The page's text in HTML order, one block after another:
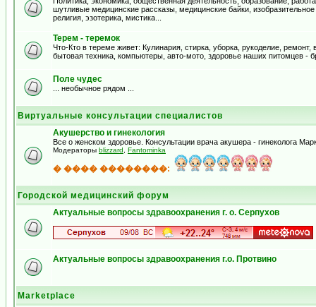
шутливые медицинские рассказы, медицинские байки,
религия, эзотерика, мистика...
Терем - теремок
Что-Кто в тереме живет: Кулинария, стирка, уборка, рукоделие,
бытовая техника, компьютеры, авто-мото, здоровье наших питомцев -
Поле чудес
... необычное рядом ...
Виртуальные консультации специалистов
Акушерство и гинекология
Все о женском здоровье. Консультации врача акушера - гинеколога
Модераторы blizzard Fantominka
� ���� ��������:
Городской медицинский форум
Актуальные вопросы здравоохранения г. о. Серпухов
Актуальные вопросы здравоохранения г.о. Протвино
Marketplace